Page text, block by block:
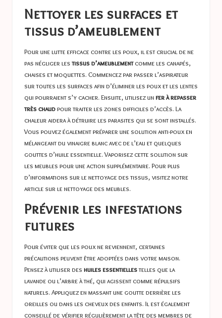
Nettoyer les surfaces et
tissus d’ameublement
Pour une lutte efficace contre les poux, il est crucial de ne
pas négliger lestissus d’ameublementcomme les canapés,
chaises et moquettes. Commencez par passer l’aspirateur
sur toutes les surfaces afin d’éliminer les poux et les lentes
qui pourraient s’y cacher. Ensuite, utilisez un fer à repasser
très chaudpour traiter les zones difficiles d’accès. La
chaleur aidera à détruire les parasites qui se sont installés.
Vous pouvez également préparer une solution anti-poux en
mélangeant du vinaigre blanc avec de l’eau et quelques
gouttes d’huile essentielle. Vaporisez cette solution sur
les meubles pour une action supplémentaire. Pour plus
d’informations sur le nettoyage des tissus, visitez notre
article sur le nettoyage des meubles.
Prévenir les infestations
futures
Pour éviter que les poux ne reviennent, certaines
précautions peuvent être adoptées dans votre maison.
Pensez à utiliser des huiles essentiellestelles que la
lavande ou l’arbre à thé, qui agissent comme répulsifs
naturels. Appliquez en massant une goutte derrière les
oreilles ou dans les cheveux des enfants. Il est également
conseillé de vérifier régulièrement la tête des membres de